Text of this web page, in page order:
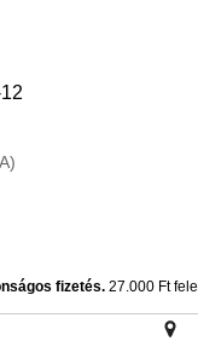
fizetés. 27.000 Ft